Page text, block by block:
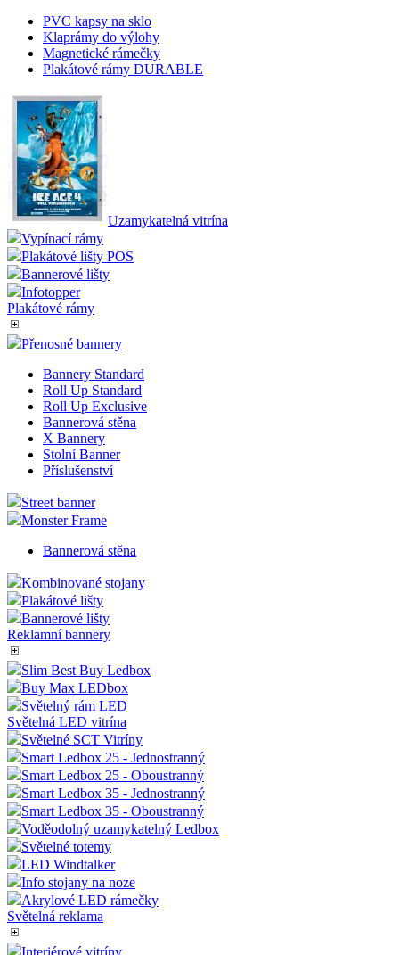
PVC kapsy na sklo
Klaprámy do výlohy
Magnetické rámečky
Plakátové rámy DURABLE
Uzamykatelná vitrína
Vypínací rámy
Plakátové lišty POS
Bannerové lišty
Infotopper
Plakátové rámy
Přenosné bannery
Bannery Standard
Roll Up Standard
Roll Up Exclusive
Bannerová stěna
X Bannery
Stolní Banner
Příslušenství
Street banner
Monster Frame
Bannerová stěna
Kombinované stojany
Plakátové lišty
Bannerové lišty
Reklamní bannery
Slim Best Buy Ledbox
Buy Max LEDbox
Světelný rám LED
Světelná LED vitrína
Světelné SCT Vitríny
Smart Ledbox 25 - Jednostranný
Smart Ledbox 25 - Oboustranný
Smart Ledbox 35 - Jednostranný
Smart Ledbox 35 - Oboustranný
Voděodolný uzamykatelný Ledbox
Světelné totemy
LED Windtalker
Info stojany na noze
Akrylové LED rámečky
Světelná reklama